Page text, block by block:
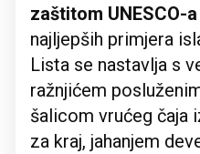
zaštitom UNESCO-a
najljepših primjera
Lista se nastavlja s
ražnjićem
šalicom vrućeg čaja
za kraj, jahanjem